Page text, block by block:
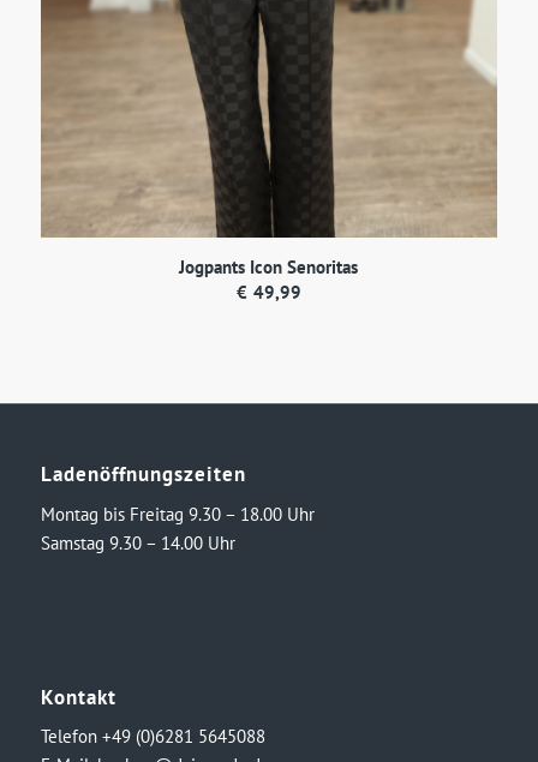
Jogpants Icon Senoritas
€ 49,99
Ladenöffnungszeiten
Montag bis Freitag 9.30 – 18.00 Uhr
Samstag 9.30 – 14.00 Uhr
Kontakt
Telefon +49 (0)6281 5645088